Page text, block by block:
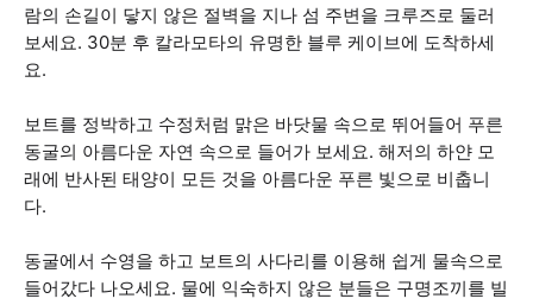
람의 손길이 닿지 않은 절벽을 지나 섬 주변을 크루즈로 둘러
보세요. 30분 후 칼라모타의 유명한 블루 케이브에 도착하세
요.
보트를 정박하고 수정처럼 맑은 바닷물 속으로 뛰어들어 푸른
동굴의 아름다운 자연 속으로 들어가 보세요. 해저의 하얀 모
래에 반사된 태양이 모든 것을 아름다운 푸른 빛으로 비춥니
다.
동굴에서 수영을 하고 보트의 사다리를 이용해 쉽게 물속으로
들어갔다 나오세요. 물에 익숙하지 않은 분들은 구명조끼를 빌